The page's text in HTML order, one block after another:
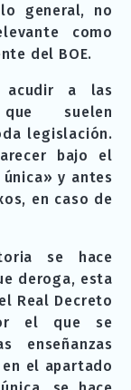
general, no
como
del BOE.
acudir a las
que suelen
legislación.
bajo el
y antes
en caso de
se hace
deroga, esta
Real Decreto
el que se
enseñanzas
el apartado